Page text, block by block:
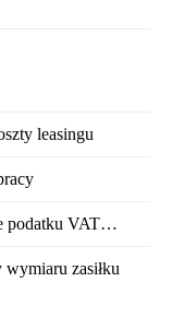
leasingu
podatku VAT…
zasiłku